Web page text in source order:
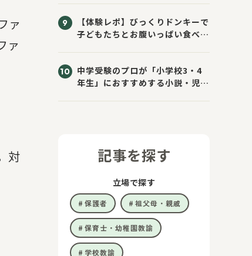
ァ
ァ
対
【体験レポ】びっくりドンキーで
子どもたちとお腹いっぱい食べて
中学受験のプロが「小学校3・4
年生」におすすめする小説・児童
記事を探す
立場で探す
保護者 祖父母・親戚
保育士・幼稚園教諭
学校教諭